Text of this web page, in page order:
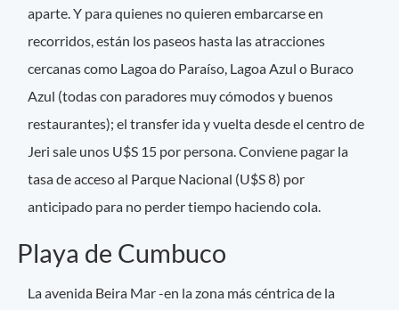
aparte. Y para quienes no quieren embarcarse en
recorridos, están los paseos hasta las atracciones
cercanas como Lagoa do Paraíso, Lagoa Azul o Buraco
Azul (todas con paradores muy cómodos y buenos
restaurantes); el transfer ida y vuelta desde el centro de
Jeri sale unos U$S 15 por persona. Conviene pagar la
tasa de acceso al Parque Nacional (U$S 8) por
anticipado para no perder tiempo haciendo cola.
Playa de Cumbuco
La avenida Beira Mar -en la zona más céntrica de la